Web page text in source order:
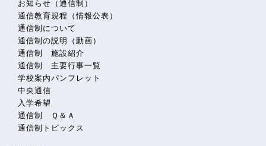
お知らせ（通信制）
通信教育規程（情報公表）
通信制について
通信制の説明（動画）
通信制 施設紹介
通信制 主要行事一覧
学校案内パンフレット
中央通信
入学希望
通信制 Ｑ＆Ａ
通信制トピックス